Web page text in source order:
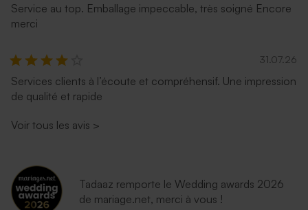
Enveloppe mariage lavande
Enveloppe mariage
Service au top. Emballage impeccable, très soigné Encore
merci
31.07.26
Services clients à l’écoute et compréhensif. Une impression
de qualité et rapide
Voir tous les avis >
Tadaaz remporte le Wedding awards 2026
de mariage.net, merci à vous !